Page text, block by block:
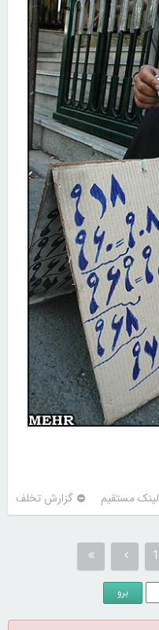
لینک مستقیم گزارش تخلف